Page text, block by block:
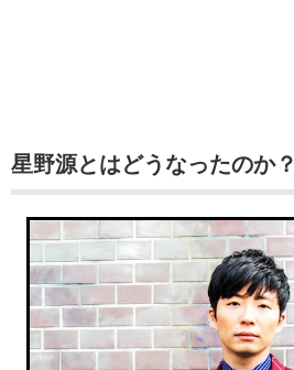
星野源とはどうなったのか？